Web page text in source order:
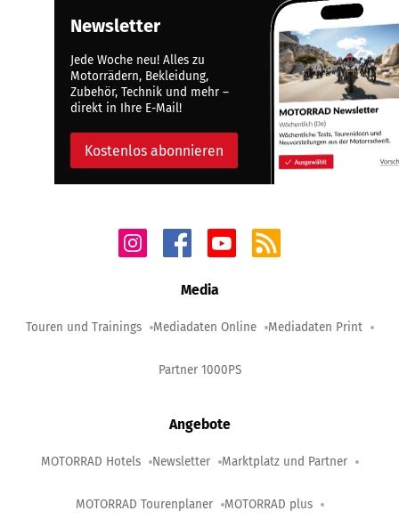
Newsletter
Jede Woche neu! Alles zu
Motorrädern, Bekleidung,
Zubehör, Technik und mehr –
direkt in Ihre E-Mail!
Kostenlos abonnieren
Media
Touren und Trainings Mediadaten Online Mediadaten Print
Partner 1000PS
Angebote
MOTORRAD Hotels Newsletter Marktplatz und Partner
MOTORRAD Tourenplaner MOTORRAD plus